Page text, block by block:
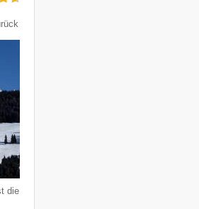
die